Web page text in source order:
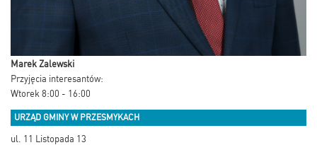
Marek Zalewski
Przyjęcia interesantów:
Wtorek 8:00 - 16:00
URZĄD GMINY W PRZESMYKACH
ul. 11 Listopada 13